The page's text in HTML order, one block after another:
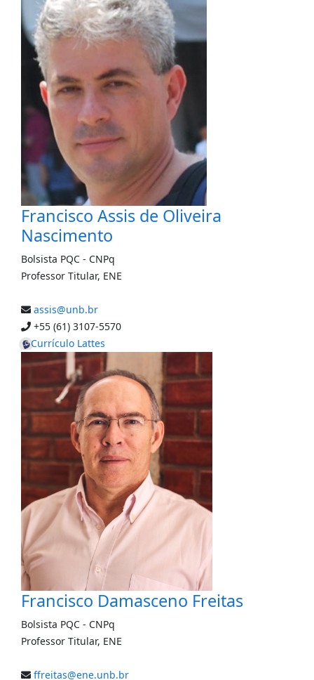
Francisco Assis de Oliveira
Nascimento
Bolsista PQC - CNPq
Professor Titular, ENE
assis@unb.br
+55 (61) 3107-5570
Currículo Lattes
Francisco Damasceno Freitas
Bolsista PQC - CNPq
Professor Titular, ENE
ffreitas@ene.unb.br